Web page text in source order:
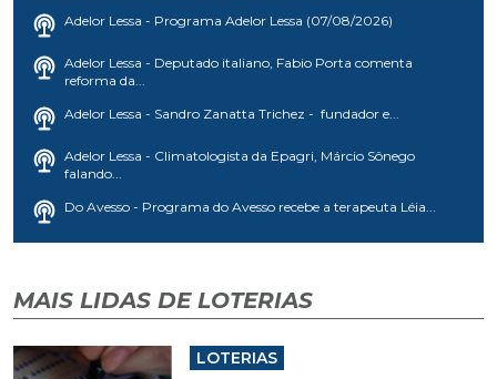
Adelor Lessa - Programa Adelor Lessa (07/08/2026)
Adelor Lessa - Deputado italiano, Fabio Porta comenta
reforma da...
Adelor Lessa - Sandro Zanatta Trichez - fundador e...
Adelor Lessa - Climatologista da Epagri, Márcio Sônego
falando...
Do Avesso - Programa do Avesso recebe a terapeuta Léia...
MAIS LIDAS DE LOTERIAS
LOTERIAS